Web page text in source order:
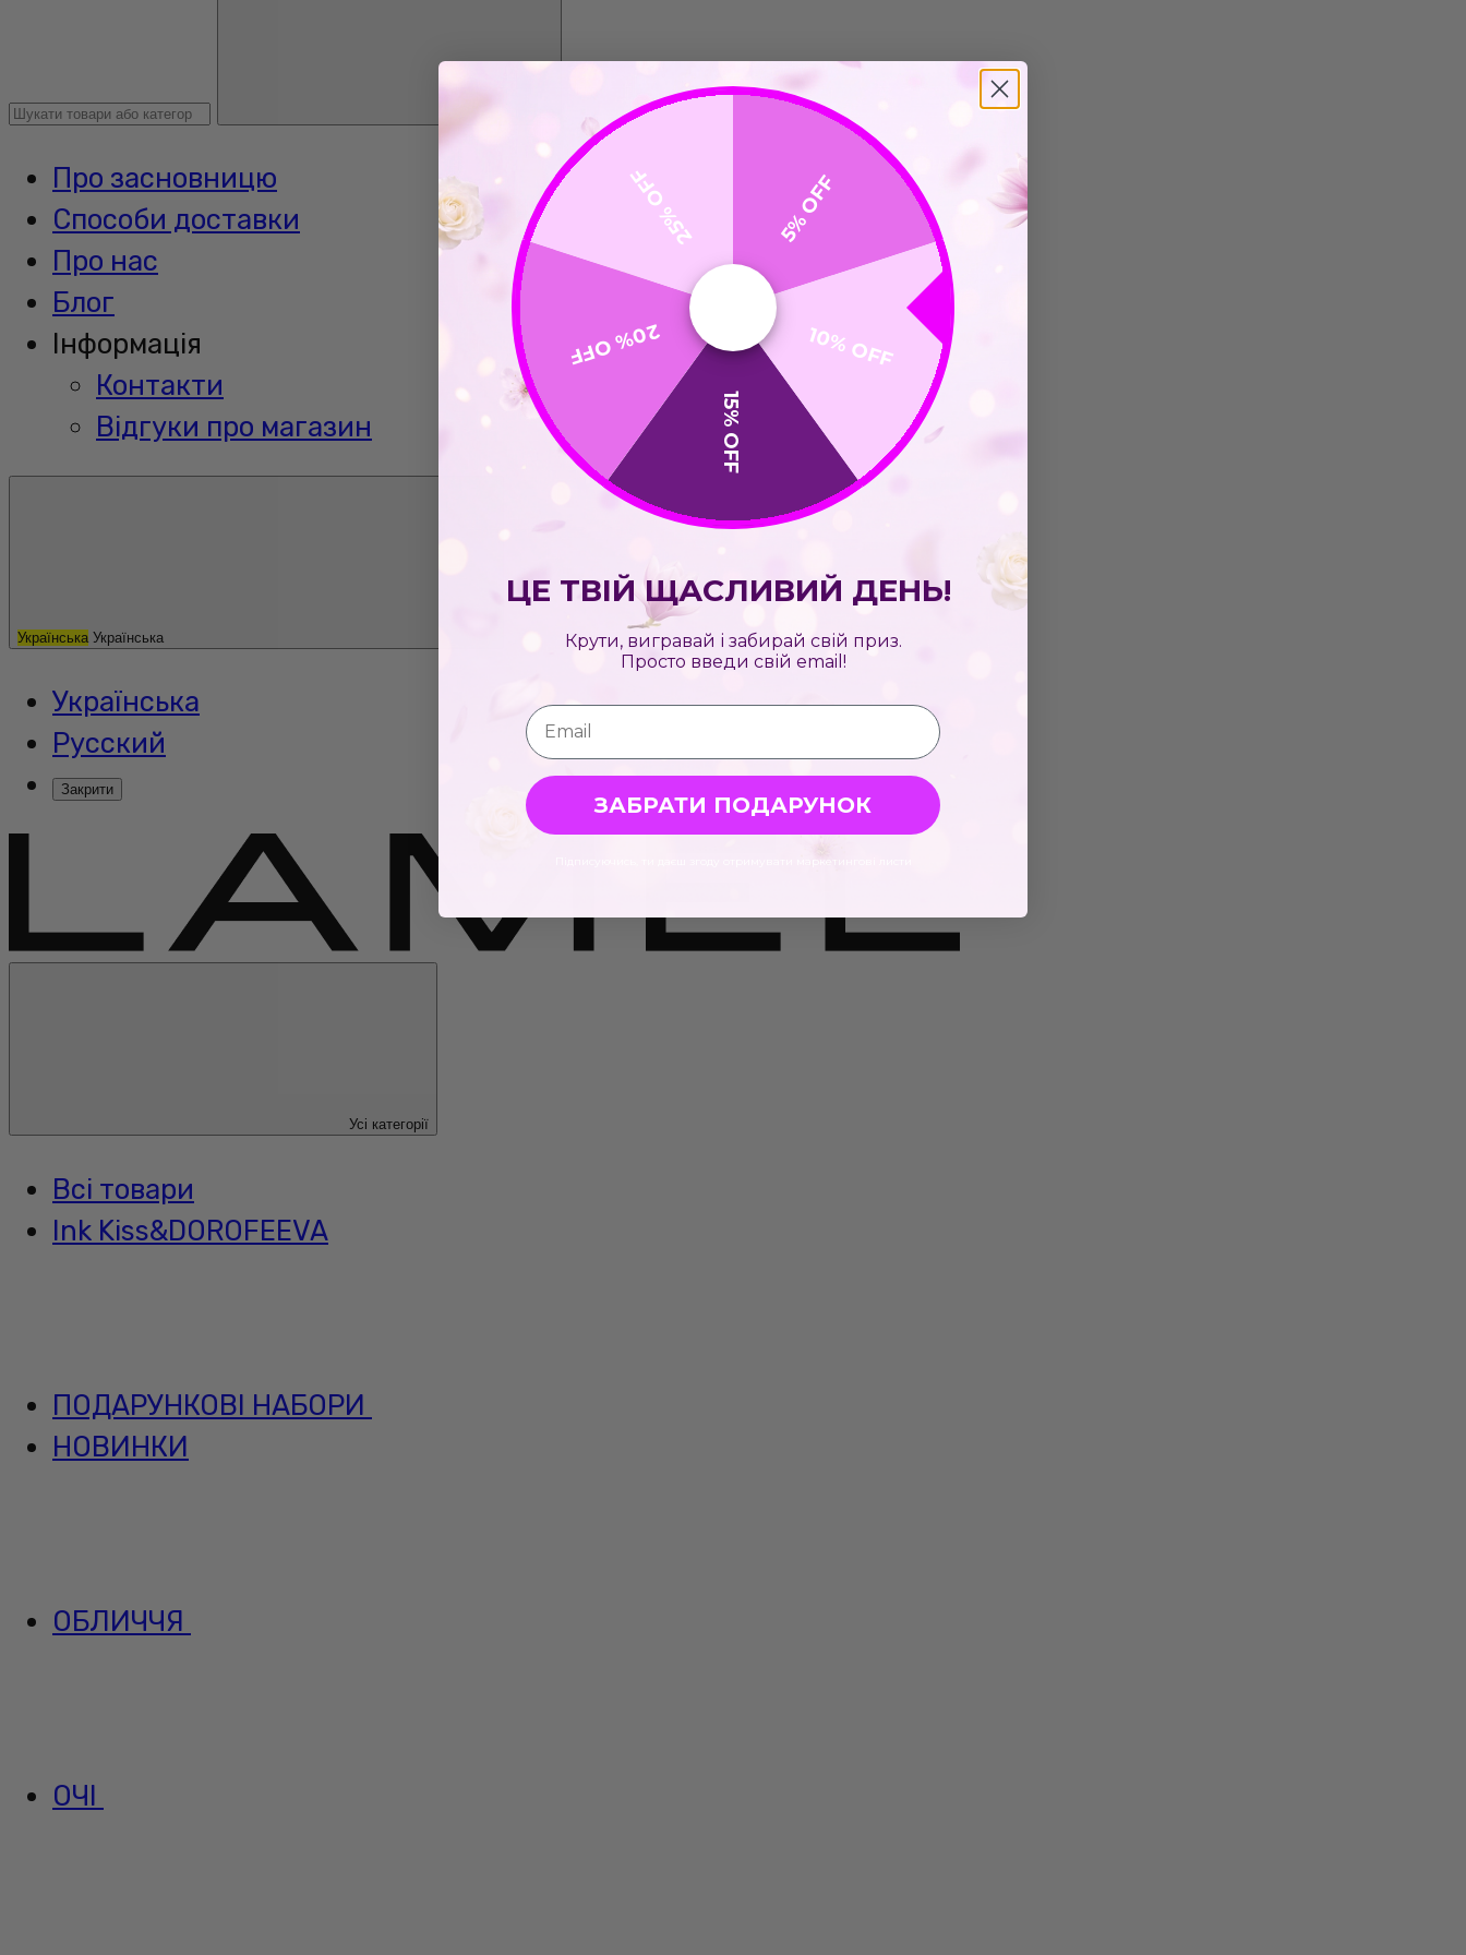
Про засновницю
Способи доставки
Про нас
Блог
Інформація
Контакти
Відгуки про магазин
Українська Українська
Українська
Русский
Закрити
Усі категорії
Всі товари
Ink Kiss&DOROFEEVA
ПОДАРУНКОВІ НАБОРИ
НОВИНКИ
ОБЛИЧЧЯ
ОЧІ
5% OFF
10% OFF
15% OFF
20% OFF
25% OFF
ЦЕ ТВІЙ ЩАСЛИВИЙ ДЕНЬ!
Крути, вигравай і забирай свій приз.
Просто введи свій email!
Email
ЗАБРАТИ ПОДАРУНОК
Підписуючись, ти даєш згоду отримувати маркетингові листи